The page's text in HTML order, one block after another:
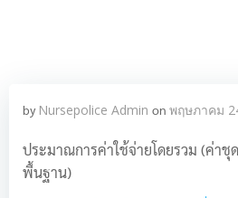
by Nursepolice Admin on พฤษภาคม
ประมาณการค่าใช้จ่ายโดยรวม (ค่าชุ
พื้นฐาน)